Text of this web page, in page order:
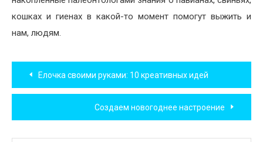
кошках и гиенах в какой-то момент помогут выжить и
нам, людям.
Навигация
по
записям
Елочка своими руками: 10 креативных идей
Создаем новогоднее настроение